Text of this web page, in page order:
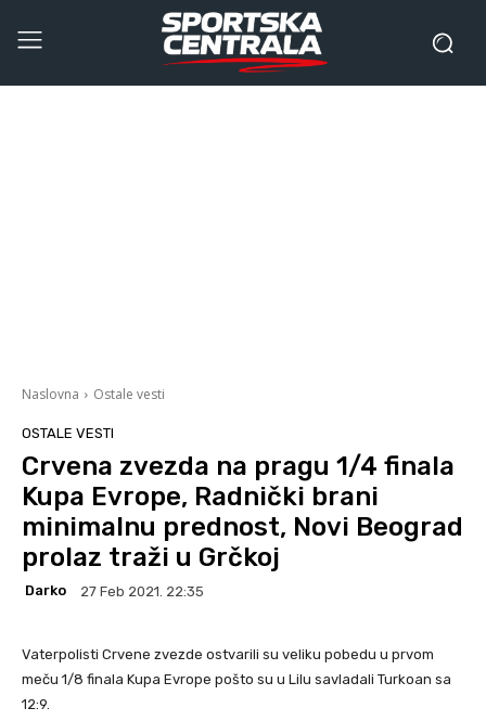
Naslovna Ostale vesti
OSTALE VESTI
Crvena zvezda na pragu 1/4 finala
Kupa Evrope, Radnički brani
minimalnu prednost, Novi Beograd
prolaz traži u Grčkoj
Darko 27 Feb 2021. 22:35
Vaterpolisti Crvene zvezde ostvarili su veliku pobedu u prvom
meču 1/8 finala Kupa Evrope pošto su u Lilu savladali Turkoan sa
12:9.